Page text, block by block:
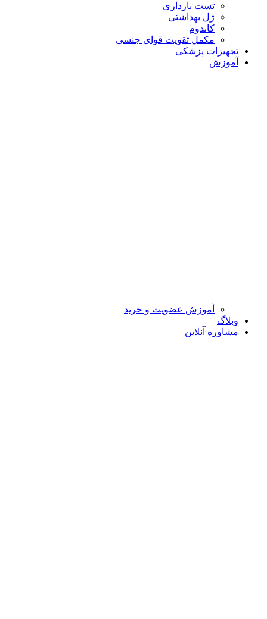
تست بارداری
ژل بهداشتی
کاندوم
مکمل تقویت قوای جنسی
تجهیزات پزشکی
آموزش
آموزش عضویت و خرید
وبلاگ
مشاوره آنلاین